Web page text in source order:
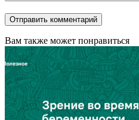
Вам также может понравиться